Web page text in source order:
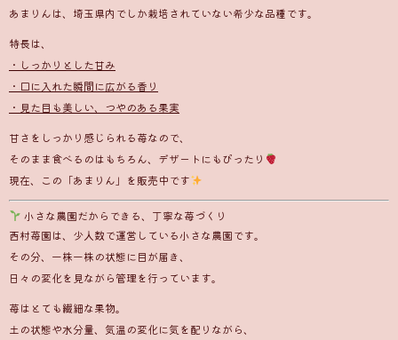
あまりんは、埼玉県内でしか栽培されていない希少な品種です。
特長は、
・しっかりとした甘み
・口に入れた瞬間に広がる香り
・見た目も美しい、つやのある果実
甘さをしっかり感じられる苺なので、
そのまま食べるのはもちろん、デザートにもぴったり
現在、この「あまりん」を販売中です
小さな農園だからできる、丁寧な苺づくり
西村苺園は、少人数で運営している小さな農園です。
その分、一株一株の状態に目が届き、
日々の変化を見ながら管理を行っています。
苺はとても繊細な果物。
土の状態や水分量、気温の変化に気を配りながら、